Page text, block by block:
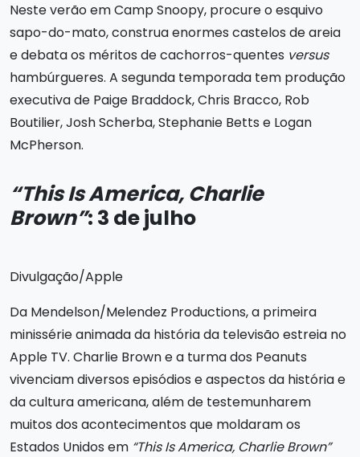
Neste verão em Camp Snoopy, procure o esquivo
sapo-do-mato, construa enormes castelos de areia
e debata os méritos de cachorros-quentes versus
hambúrgueres. A segunda temporada tem produção
executiva de Paige Braddock, Chris Bracco, Rob
Boutilier, Josh Scherba, Stephanie Betts e Logan
McPherson.
“This Is America, Charlie
Brown”: 3 de julho
Divulgação/Apple
Da Mendelson/Melendez Productions, a primeira
minissérie animada da história da televisão estreia no
Apple TV. Charlie Brown e a turma dos Peanuts
vivenciam diversos episódios e aspectos da história e
da cultura americana, além de testemunharem
muitos dos acontecimentos que moldaram os
Estados Unidos em “This Is America, Charlie Brown”